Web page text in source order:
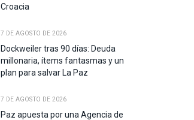
Croacia
7 DE AGOSTO DE 2026
Dockweiler tras 90 días: Deuda
millonaria, ítems fantasmas y un
plan para salvar La Paz
7 DE AGOSTO DE 2026
Paz apuesta por una Agencia de